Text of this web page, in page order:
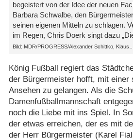
begeistert von der Idee der neuen
Barbara Schwalbe, den
seinen eigenen Mitteln zu schlagen.
im Regen, Chris Doerk singt dazu
Bild: MDR/​PROGRESS/​Alexander Schittko, Klaus
König Fußball regiert das
der Bürgermeister hofft, mit einer
Ansehen zu gelangen. Als die
Damenfußballmannschaft
noch die Liebe mit ins Spiel. In
der etwas erreichen, der es mit
der Herr Bürgermeister (Karel